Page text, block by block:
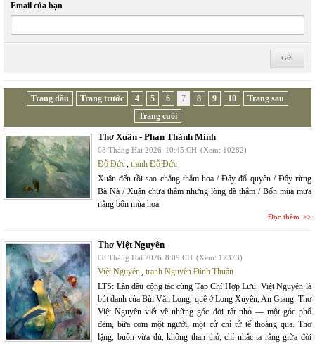
Email của bạn
Trang đầu Trang trước 4 5 6 7 8 9 10
Trang sau
Trang cuối
Thơ Xuân - Phan Thành Minh
08 Tháng Hai 2026 10:45 CH (Xem: 10282)
Đỗ Đức, tranh Đỗ Đức
Xuân đến rồi sao chẳng thắm hoa / Đây đổ quyên / Đây rừng
Bà Nà / Xuân chưa thắm nhưng lòng đã thắm / Bốn mùa mưa
nắng bốn mùa hoa
Đọc thêm
Thơ Việt Nguyên
08 Tháng Hai 2026 8:09 CH (Xem: 12373)
Việt Nguyên, tranh Nguyễn Đình Thuần
LTS: Lần đầu cộng tác cùng Tạp Chí Hợp Lưu. Việt Nguyên là
bút danh của Bùi Văn Long, quê ở Long Xuyên, An Giang. Thơ
Việt Nguyên viết về những góc đời rất nhỏ — một góc phố
đêm, bữa cơm một người, một cử chỉ tử tế thoáng qua. Thơ
lặng, buồn vừa đủ, không than thở, chỉ nhắc ta rằng giữa đời